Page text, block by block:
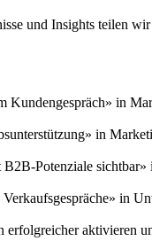
und Insights teilen
Kundengespräch» in
in
Potenziale sichtbar»
in
erfolgreicher aktivieren